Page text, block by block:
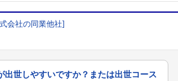
会社の同業他社]
出世しやすいですか？または出世コース